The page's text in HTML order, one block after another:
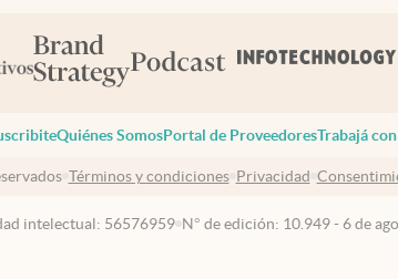
Quiénes SomosPortal de ProveedoresTrabajá
Términos y condiciones Privacidad
intelectual: 56576959 N° de edición: 10.949 - 6 de